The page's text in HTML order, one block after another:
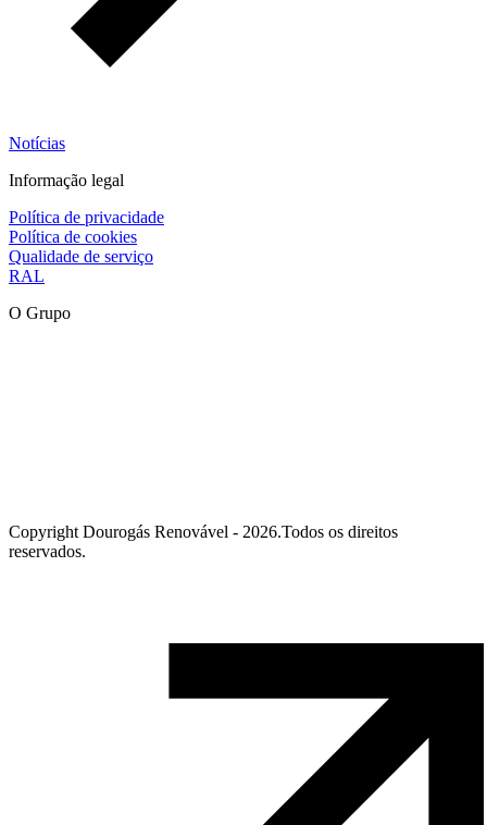
Notícias
Informação legal
Política de privacidade
Política de cookies
Qualidade de serviço
RAL
O Grupo
Copyright Dourogás Renovável - 2026.Todos os direitos
reservados.